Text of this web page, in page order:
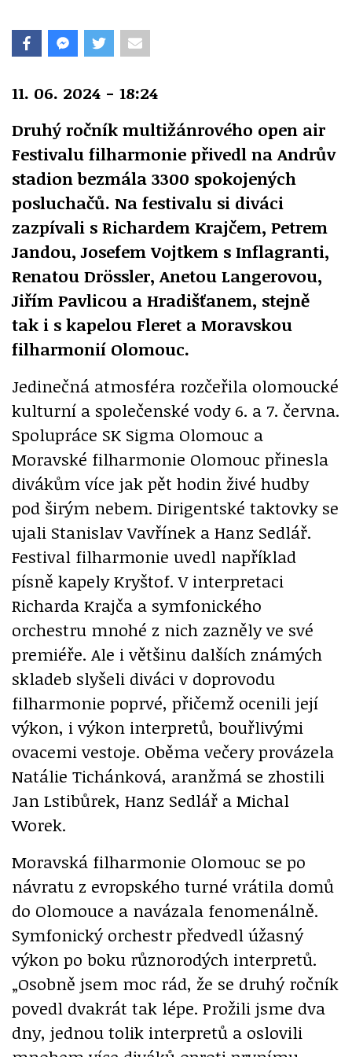
11. 06. 2024 - 18:24
Druhý ročník multižánrového open air
Festivalu filharmonie přivedl na Andrův
stadion bezmála 3300 spokojených
posluchačů. Na festivalu si diváci
zazpívali s Richardem Krajčem, Petrem
Jandou, Josefem Vojtkem s Inflagranti,
Renatou Drössler, Anetou Langerovou,
Jiřím Pavlicou a Hradišťanem, stejně
tak i s kapelou Fleret a Moravskou
filharmonií Olomouc.
Jedinečná atmosféra rozčeřila olomoucké
kulturní a společenské vody 6. a 7. června.
Spolupráce SK Sigma Olomouc a
Moravské filharmonie Olomouc přinesla
divákům více jak pět hodin živé hudby
pod širým nebem. Dirigentské taktovky se
ujali Stanislav Vavřínek a Hanz Sedlář.
Festival filharmonie uvedl například
písně kapely Kryštof. V interpretaci
Richarda Krajča a symfonického
orchestru mnohé z nich zazněly ve své
premiéře. Ale i většinu dalších známých
skladeb slyšeli diváci v doprovodu
filharmonie poprvé, přičemž ocenili její
výkon, i výkon interpretů, bouřlivými
ovacemi vestoje. Oběma večery provázela
Natálie Tichánková, aranžmá se zhostili
Jan Lstibůrek, Hanz Sedlář a Michal
Worek.
Moravská filharmonie Olomouc se po
návratu z evropského turné vrátila domů
do Olomouce a navázala fenomenálně.
Symfonický orchestr předvedl úžasný
výkon po boku různorodých interpretů.
„Osobně jsem moc rád, že se druhý ročník
povedl dvakrát tak lépe. Prožili jsme dva
dny, jednou tolik interpretů a oslovili